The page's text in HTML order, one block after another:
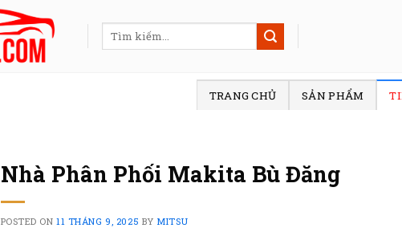
Tìm
kiếm:
TRANG CHỦ SẢN PHẨM
Nhà Phân Phối Makita Bù Đăng
POSTED ON11 THÁNG 9, 2025 BY MITSU